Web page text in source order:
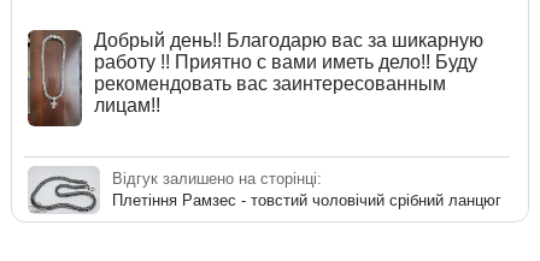
Добрый день!! Благодарю вас за шикарную
работу !! Приятно с вами иметь дело!! Буду
рекомендовать вас заинтересованным
лицам!!
Відгук залишено на сторінці:
Плетіння Рамзес - товстий чоловічий срібний ланцюг